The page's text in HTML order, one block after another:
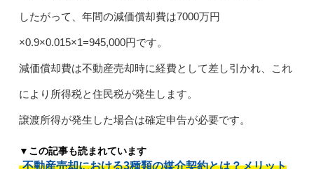
したがって、年間の減価償却費は7000万円
×0.9×0.015×1=945,000円です。
減価償却費は不動産売却時に経費として差し引かれ、これ
により所得税と住民税が発生します。
譲渡所得が発生した場合は確定申告が必要です。
▼この記事も読まれています
不動産売却における3種類の媒介契約とは？メリット